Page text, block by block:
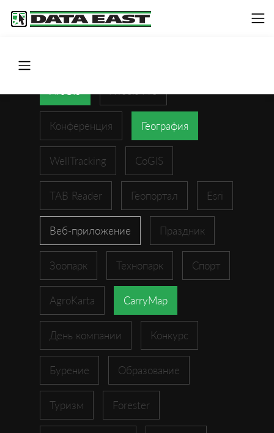
Конференция География
WellTracking CoGIS
TAB Reader Геопортал Esri
Веб-приложение Праздник
Зоопарк Технопарк Спорт
AgroKarta CarryMap
День компании Конкурс
Бурение Образование
Туризм Forester